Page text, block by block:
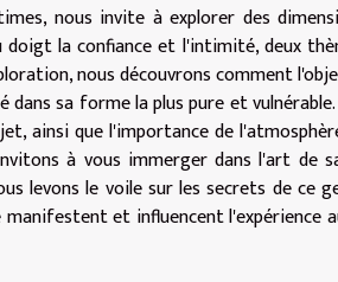
nous invite à explorer des
doigt la confiance et l'intimité, deux
nous découvrons comment
sa forme la plus pure et
ainsi que l'importance de
à vous immerger dans l'art de
levons le voile sur les secrets de ce
et influencent l'expérience